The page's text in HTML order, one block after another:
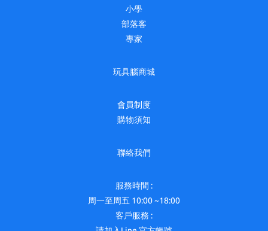
小學
部落客
專家
玩具腦商城
會員制度
購物須知
聯絡我們
服務時間 :
周一至周五 10:00 ~18:00
客戶服務 :